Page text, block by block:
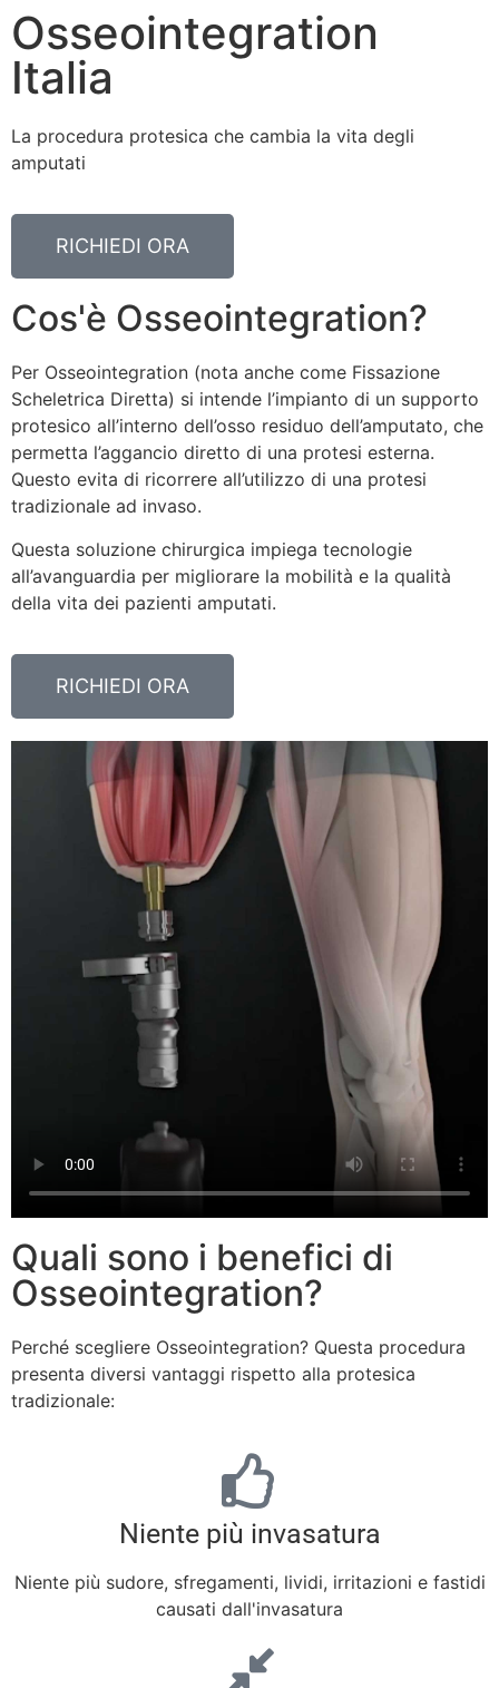
Osseointegration
Italia
La procedura protesica che cambia la vita degli
amputati
RICHIEDI ORA
Cos'è Osseointegration?
Per Osseointegration (nota anche come Fissazione
Scheletrica Diretta) si intende l’impianto di un supporto
protesico all’interno dell’osso residuo dell’amputato, che
permetta l’aggancio diretto di una protesi esterna.
Questo evita di ricorrere all’utilizzo di una protesi
tradizionale ad invaso.
Questa soluzione chirurgica impiega tecnologie
all’avanguardia per migliorare la mobilità e la qualità
della vita dei pazienti amputati.
RICHIEDI ORA
Quali sono i benefici di
Osseointegration?
Perché scegliere Osseointegration? Questa procedura
presenta diversi vantaggi rispetto alla protesica
tradizionale:
Niente più invasatura
Niente più sudore, sfregamenti, lividi, irritazioni e fastidi
causati dall'invasatura